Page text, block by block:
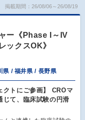
掲載期間：26/08/06～26/08/19
ー《Phase I～IV
ックスOK》
県 / 福井県 / 長野県
クトにご参画】 CROマ
じて、臨床試験の円滑